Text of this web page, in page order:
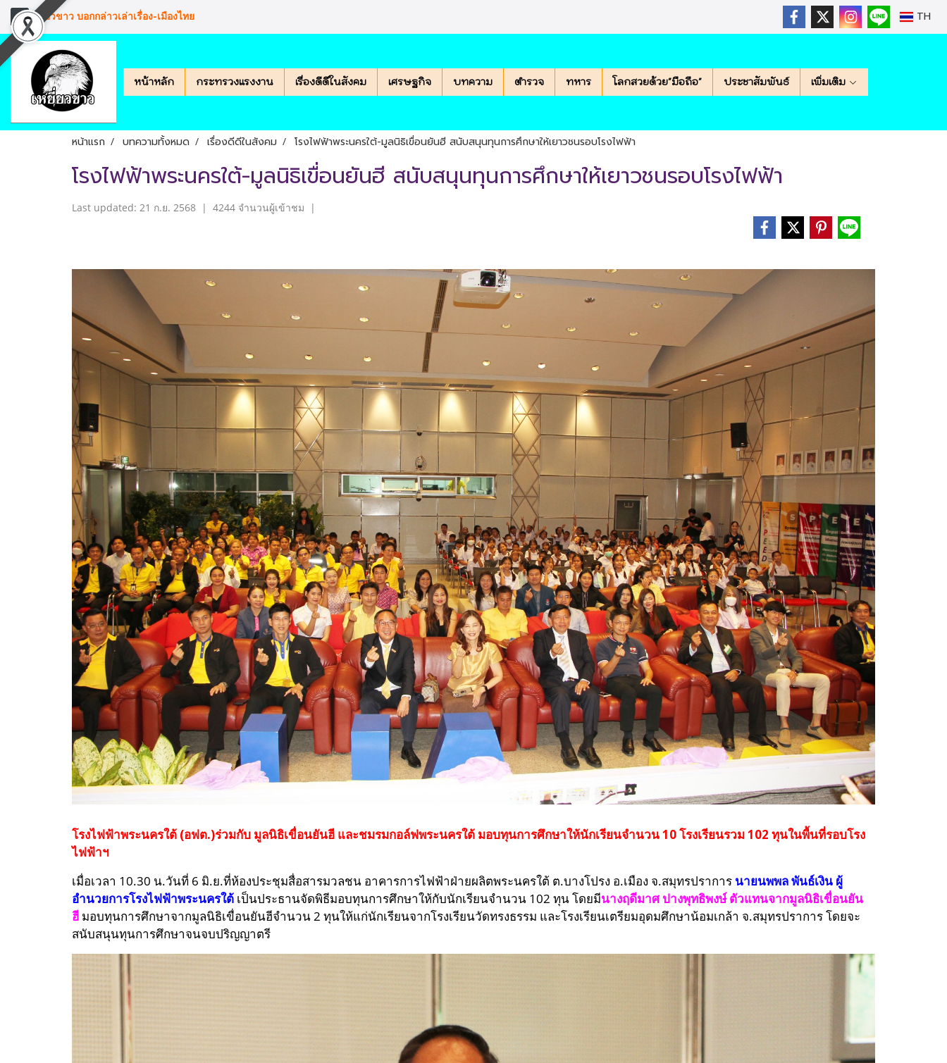
เหยียวขาว บอกกล่าวเล่าเรื่อง-เมืองไทย TH
หน้าหลัก กระทรวงแรงงาน เรื่องดีดีในสังคม เศรษฐกิจ บทความ ตำรวจ ทหาร โลกสวยด้วย"มือถือ" ประชาสัมพันธ์ เพิ่มเติม
หน้าแรก บทความทั้งหมด เรื่องดีดีในสังคม โรงไฟฟ้าพระนครใต้-มูลนิธิเขื่อนยันฮี สนับสนุนทุนการศึกษาให้เยาวชนรอบโรงไฟฟ้า
โรงไฟฟ้าพระนครใต้-มูลนิธิเขื่อนยันฮี สนับสนุนทุนการศึกษาให้เยาวชนรอบโรงไฟฟ้า
Last updated: 21 ก.ย. 2568 | 4244 จำนวนผู้เข้าชม |
โรงไฟฟ้าพระนครใต้ (อฟต.)ร่วมกับ มูลนิธิเขื่อนยันฮี และชมรมกอล์ฟพระนครใต้ มอบทุนการศึกษาให้นักเรียนจำนวน 10 โรงเรียนรวม 102 ทุนในพื้นที่รอบโรง
ไฟฟ้าฯ
เมื่อเวลา 10.30 น.วันที่ 6 มิ.ย.ที่ห้องประชุมสื่อสารมวลชน อาคารการไฟฟ้าฝ่ายผลิตพระนครใต้ ต.บางโปรง อ.เมือง จ.สมุทรปราการ นายนพพล พันธ์เงิน ผู้
อำนวยการโรงไฟฟ้าพระนครใต้ เป็นประธานจัดพิธีมอบทุนการศึกษาให้กับนักเรียนจำนวน 102 ทุน โดยมีนางฤดีมาศ ปางพุทธิพงษ์ ตัวแทนจากมูลนิธิเขื่อนยัน
ฮี มอบทุนการศึกษาจากมูลนิธิเขื่อนยันฮีจำนวน 2 ทุนให้แก่นักเรียนจากโรงเรียนวัดทรงธรรม และโรงเรียนเตรียมอุดมศึกษาน้อมเกล้า จ.สมุทรปราการ โดยจะ
สนับสนุนทุนการศึกษาจนจบปริญญาตรี